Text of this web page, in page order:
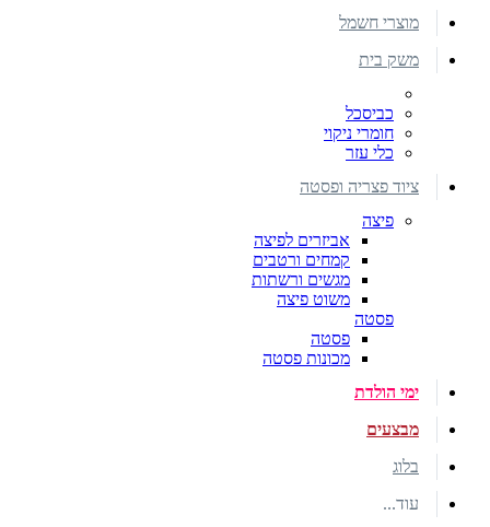
מוצרי חשמל
משק בית
כביסכל
חומרי ניקוי
כלי עזר
ציוד פצריה ופסטה
פיצה
אביזרים לפיצה
קמחים ורטבים
מגשים ורשתות
משוט פיצה
פסטה
פסטה
מכונות פסטה
ימי הולדת
מבצעים
בלוג
עוד...